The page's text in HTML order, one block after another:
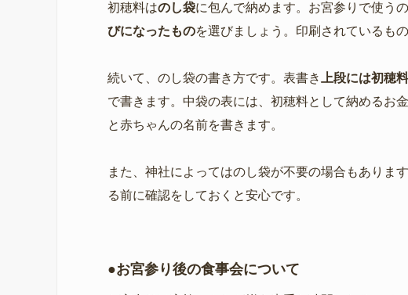
初穂料はのし袋に包んで納めます。お宮参りで使うの
びになったものを選びましょう。印刷されているも
続いて、のし袋の書き方です。表書き上段には初穂料
で書きます。中袋の表には、初穂料として納めるお
と赤ちゃんの名前を書きます。
また、神社によってはのし袋が不要の場合もありま
る前に確認をしておくと安心です。
●お宮参り後の食事会について